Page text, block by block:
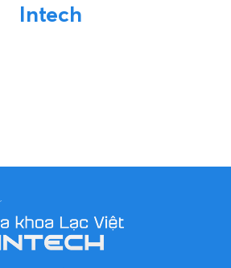
Intech